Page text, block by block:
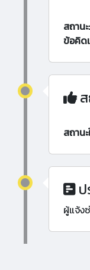
สถานะ:
ข้อคิด
สถาน
ผู้แจ้ง